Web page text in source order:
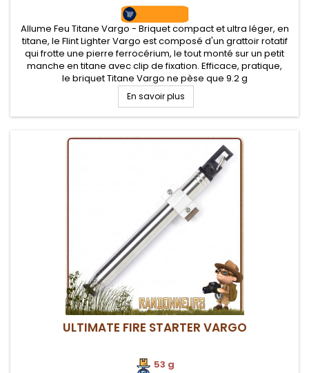
Allume Feu Titane Vargo - Briquet compact et ultra léger, en
titane, le Flint Lighter Vargo est composé d'un grattoir rotatif
qui frotte une pierre ferrocérium, le tout monté sur un petit
manche en titane avec clip de fixation. Efficace, pratique,
le briquet Titane Vargo ne pèse que 9.2 g
En savoir plus
ULTIMATE FIRE STARTER VARGO
53 g